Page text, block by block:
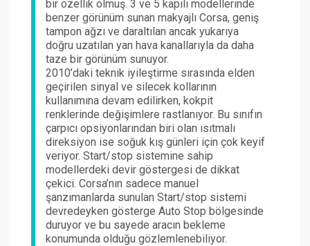
bir özellik olmuş. 3 ve 5 kapılı modellerinde
benzer görünüm sunan makyajlı Corsa, geniş
tampon ağzı ve daraltılan ancak yukarıya
doğru uzatılan yan hava kanallarıyla da daha
taze bir görünüm sunuyor.
2010’daki teknik iyileştirme sırasında elden
geçirilen sinyal ve silecek kollarının
kullanımına devam edilirken, kokpit
renklerinde değişimlere rastlanıyor. Bu sınıfın
çarpıcı opsiyonlarından biri olan ısıtmalı
direksiyon ise soğuk kış günleri için çok keyif
veriyor. Start/stop sistemine sahip
modellerdeki devir göstergesi de dikkat
çekici. Corsa’nın sadece manuel
şanzımanlarda sunulan Start/stop sistemi
devredeyken gösterge Auto Stop bölgesinde
duruyor ve bu sayede aracın bekleme
konumunda olduğu gözlemlenebiliyor.